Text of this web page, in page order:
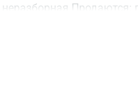
Продаются: